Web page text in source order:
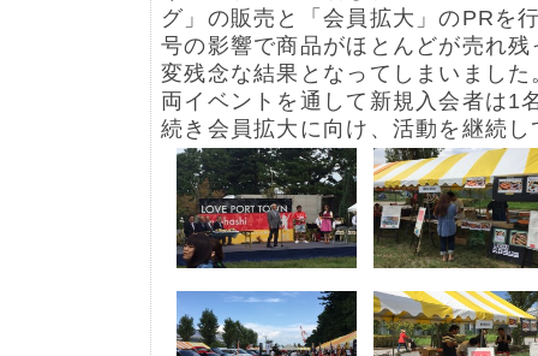
グ」の販売と「会員拡大」のPRを
号の影響で商品がほとんどが売れ
変残念な結果となってしまいました
両イベントを通して新規入会者は1
続き会員拡大に向け、活動を継続